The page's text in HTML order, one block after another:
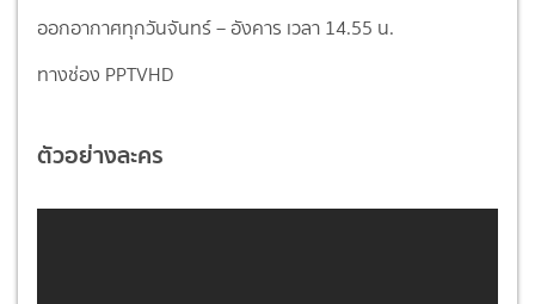
ออกอากาศทุกวันจันทร์ – อังคาร เวลา 14.55 น.
ทางช่อง PPTVHD
ตัวอย่างละคร